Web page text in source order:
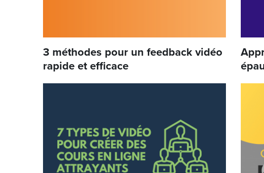
3 méthodes pour un feedback vidéo
rapide et efficace